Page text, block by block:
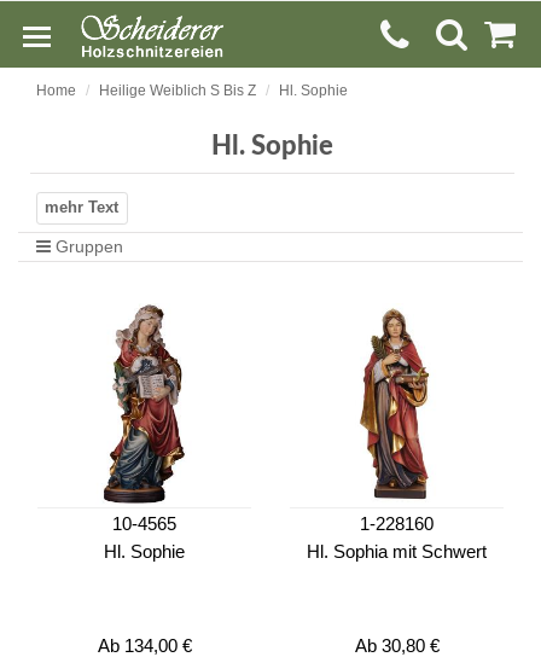
Home Heilige Weiblich S Bis Z Hl. Sophie
Hl. Sophie
Gruppen
10-4565
Hl. Sophie
Ab134,00 €
1-228160
Hl. Sophia mit Schwert
Ab30,80 €